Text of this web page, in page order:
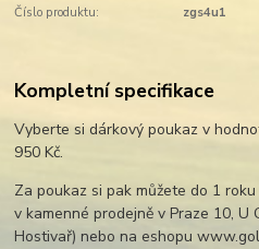
Číslo produktu: zgs4u1
Kompletní specifikace
Vyberte si dárkový poukaz v
950 Kč.
Za poukaz si pak můžete do 1
v kamenné prodejně v Praze 10,
Hostivař) nebo na eshopu